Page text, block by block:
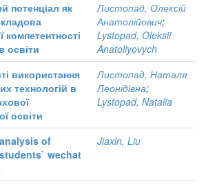
потенціал як
компетентності
освіти
Листопад, Олексій
Анатолійович;
Lystopad, Oleksii
Anatoliyovych
використання
технологій в
освіти
Листопад, Наталя
Леонідівна;
Lystopad, Natalia
of
wechat
Jiaxin, Liu